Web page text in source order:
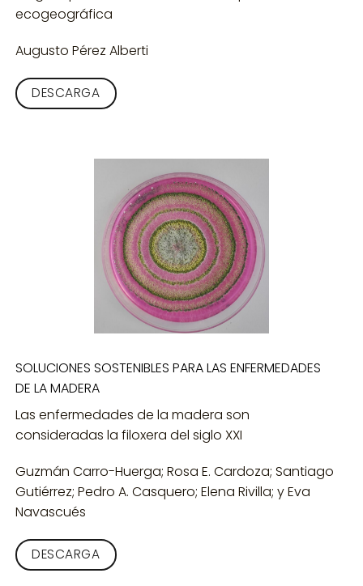
ecogeográfica
Augusto Pérez Alberti
DESCARGA
SOLUCIONES SOSTENIBLES PARA LAS ENFERMEDADES
DE LA MADERA
Las enfermedades de la madera son
consideradas la filoxera del siglo XXI
Guzmán Carro-Huerga; Rosa E. Cardoza; Santiago
Gutiérrez; Pedro A. Casquero; Elena Rivilla; y Eva
Navascués
DESCARGA